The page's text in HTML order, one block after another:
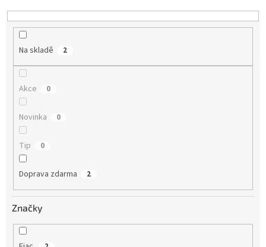
k
t
Na skladě 2
Akce 0
Novinka 0
Tip 0
Doprava zdarma 2
Značky